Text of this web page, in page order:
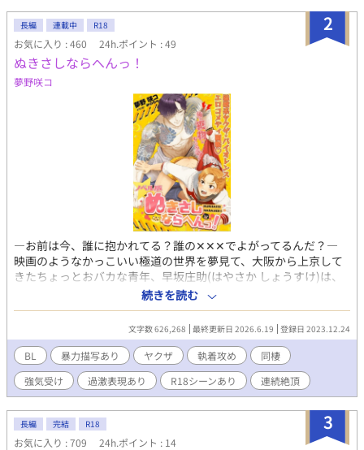
生、健全な男子高校生同士として、健全な交際を続けるはずだっ
たが—— 「見つけたぞ姫！ 今度こそお前を手に入れる！」 「も
しかして、あいつは！？」 「……誰だっけ？」 熱砂の風と共に転
校してきた、前世関係者。 千隼と翠瑶姫の過去の因縁が、また一
つ紐解かれる。 《第三部 見上げる星》 高校三年生、受験生。
郁朗は大学進学、智哉は海外留学志望。 進路が別れ、クラスも
別々になった。 そんな中、見つけた二人の秘密基地、塔屋。 卒業
までの短い間、絆を深める物語。 ※残酷描写あり ※本作は、前世
では男女、現代では男子同士の恋愛を描いています。
2
長編 連載中 R18
お気に入り : 460 24h.ポイント : 49
ぬきさしならへんっ！
夢野咲コ
―お前は今、誰に抱かれてる？誰の✕✕✕でよがってるんだ？―
映画のようなかっこいい極道の世界を夢見て、大阪から上京して
きたちょっとおバカな青年、早坂庄助(はやさか しょうすけ)は、
美形だけど風変わりなヤクザの遠藤景虎(えんどう かげとら)とル
ームシェアすることに。 〈第一幕〉 ある出来事がきっかけで、庄
助は景虎に無理矢理手籠めにされてしまう。 犯されて蕩かされて
噛みつかれて果てて。 ケモノみたいなセックスに、身も心も尊厳
もドロドロっ♡ 〈第二幕〉 景虎の対等な相棒になりたい庄助は、
本格的なヤクザになるために奮闘するが……!? 強い男になるはず
の庄助が、やんちゃな子猫ちゃんになっちゃう!? 〈第三幕〉 庄助
の憧れの幼なじみだという静流が突然現れて、景虎の独占欲は最
高潮に。 二人を取り巻くヤクザたちの陰謀に、庄助も大ピンチ!?
〈第四幕〉 薬物“タイガー・リリー”を巡り、彼らを取り巻く因縁
の糸が絡み合う！ お互いを想い合うゆえにすれ違う二人は、最高
続きを読む
文字数 626,268 最終更新日 2026.6.19 登録日 2023.12.24
BL 暴力描写あり ヤクザ 執着攻め
同棲
強気受け
過激表現あり R18シーンあり 連続絶頂
3
長編 完結 R18
お気に入り : 709 24h.ポイント : 14